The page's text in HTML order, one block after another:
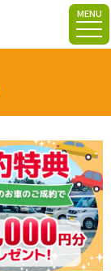
MENU